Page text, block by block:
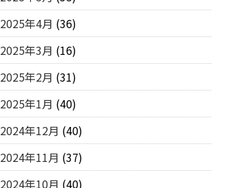
2025年4月 (36)
2025年3月 (16)
2025年2月 (31)
2025年1月 (40)
2024年12月 (40)
2024年11月 (37)
2024年10月 (40)